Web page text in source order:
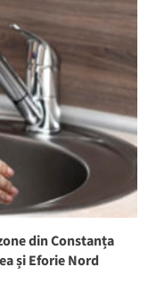
din Constanța
și Eforie Nord